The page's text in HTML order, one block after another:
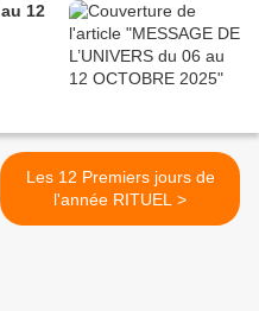
au 12
Les 12 Premiers jours de
l'année RITUEL >